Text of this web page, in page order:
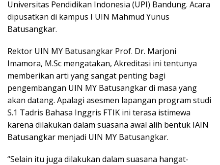
Universitas Pendidikan Indonesia (UPI) Bandung. Acara
dipusatkan di kampus I UIN Mahmud Yunus
Batusangkar.
Rektor UIN MY Batusangkar Prof. Dr. Marjoni
Imamora, M.Sc mengatakan, Akreditasi ini tentunya
memberikan arti yang sangat penting bagi
pengembangan UIN MY Batusangkar di masa yang
akan datang. Apalagi asesmen lapangan program studi
S.1 Tadris Bahasa Inggris FTIK ini terasa istimewa
karena dilakukan dalam suasana awal alih bentuk IAIN
Batusangkar menjadi UIN MY Batusangkar.
“Selain itu juga dilakukan dalam suasana hangat-